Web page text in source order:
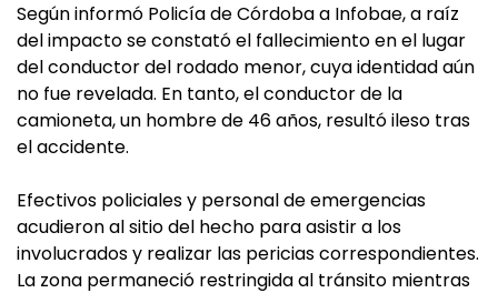
Según informó Policía de Córdoba a Infobae, a raíz
del impacto se constató el fallecimiento en el lugar
del conductor del rodado menor, cuya identidad aún
no fue revelada. En tanto, el conductor de la
camioneta, un hombre de 46 años, resultó ileso tras
el accidente.
Efectivos policiales y personal de emergencias
acudieron al sitio del hecho para asistir a los
involucrados y realizar las pericias correspondientes.
La zona permaneció restringida al tránsito mientras